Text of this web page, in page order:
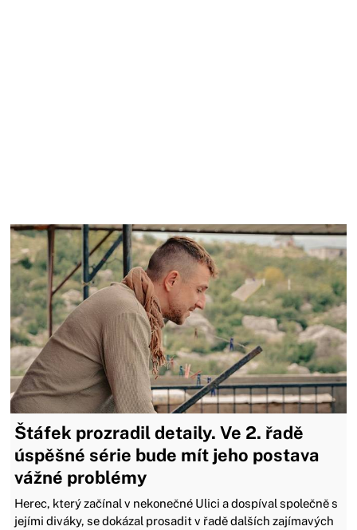
Štáfek prozradil detaily. Ve 2. řadě
úspěšné série bude mít jeho postava
vážné problémy
Herec, který začínal v nekonečné Ulici a dospíval společně s
jejími diváky, se dokázal prosadit v řadě dalších zajímavých